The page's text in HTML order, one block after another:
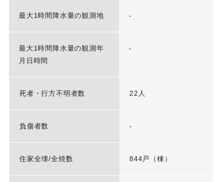
最大1時間降水量の観測地 -
最大1時間降水量の観測年
月日時間
-
死者・行方不明者数 22人
負傷者数 -
住家全壊/全焼数 844戸（棟）